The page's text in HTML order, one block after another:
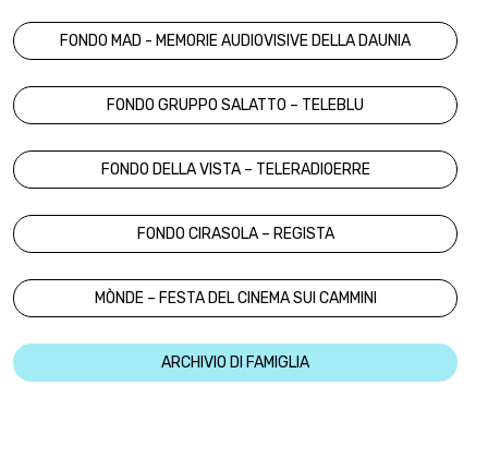
FONDO MAD - MEMORIE AUDIOVISIVE DELLA DAUNIA
FONDO GRUPPO SALATTO – TELEBLU
FONDO DELLA VISTA – TELERADIOERRE
FONDO CIRASOLA – REGISTA
MÒNDE – FESTA DEL CINEMA SUI CAMMINI
ARCHIVIO DI FAMIGLIA